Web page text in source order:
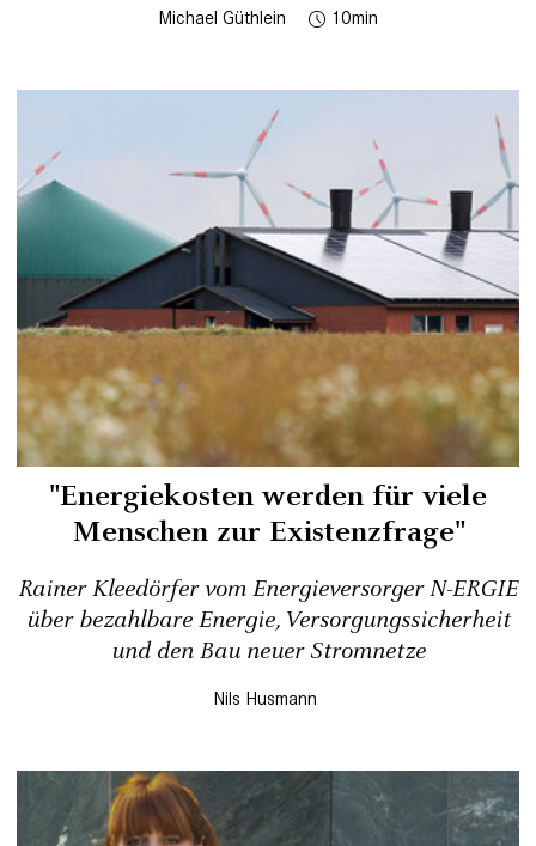
Michael Güthlein 10
"Energiekosten werden für viele
Menschen zur Existenzfrage"
Rainer Kleedörfer vom Energieversorger N-ERGIE
über bezahlbare Energie, Versorgungssicherheit
und den Bau neuer Stromnetze
Nils Husmann